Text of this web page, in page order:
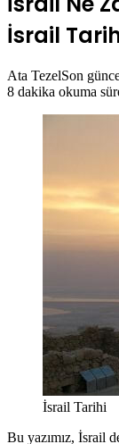
İsrail
Ata TezelSon
8 dakika okuma
İsrail Tarihi
Bu yazımız, İsrail